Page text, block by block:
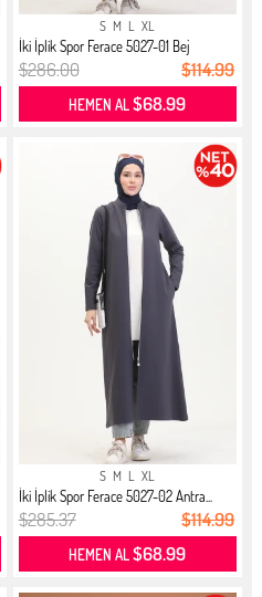
S M L XL
İki İplik Spor Ferace 5027-01 Bej
$286.00 $114.99
HEMEN AL$68.99
S M L XL
İki İplik Spor Ferace 5027-02 Antra...
$285.37 $114.99
HEMEN AL$68.99